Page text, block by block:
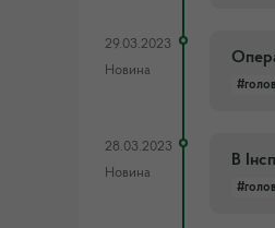
29.03.2023
Новина
28.03.2023
Новина
В